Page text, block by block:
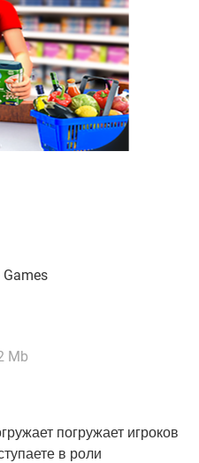
Mb
погружает игроков
в роли